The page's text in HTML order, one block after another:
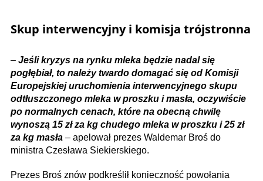
Skup interwencyjny i komisja trójstronna
– Jeśli kryzys na rynku mleka będzie nadal się
pogłębiał, to należy twardo domagać się od Komisji
Europejskiej uruchomienia interwencyjnego skupu
odtłuszczonego mleka w proszku i masła, oczywiście
po normalnych cenach, które na obecną chwilę
wynoszą 15 zł za kg chudego mleka w proszku i 25 zł
za kg masła – apelował prezes Waldemar Broś do
ministra Czesława Siekierskiego.
Prezes Broś znów podkreślił konieczność powołania